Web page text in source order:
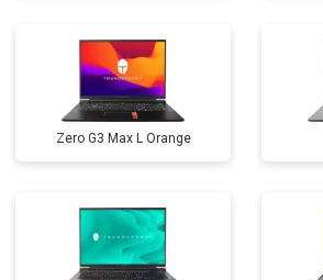
Zero G3 Max L Orange